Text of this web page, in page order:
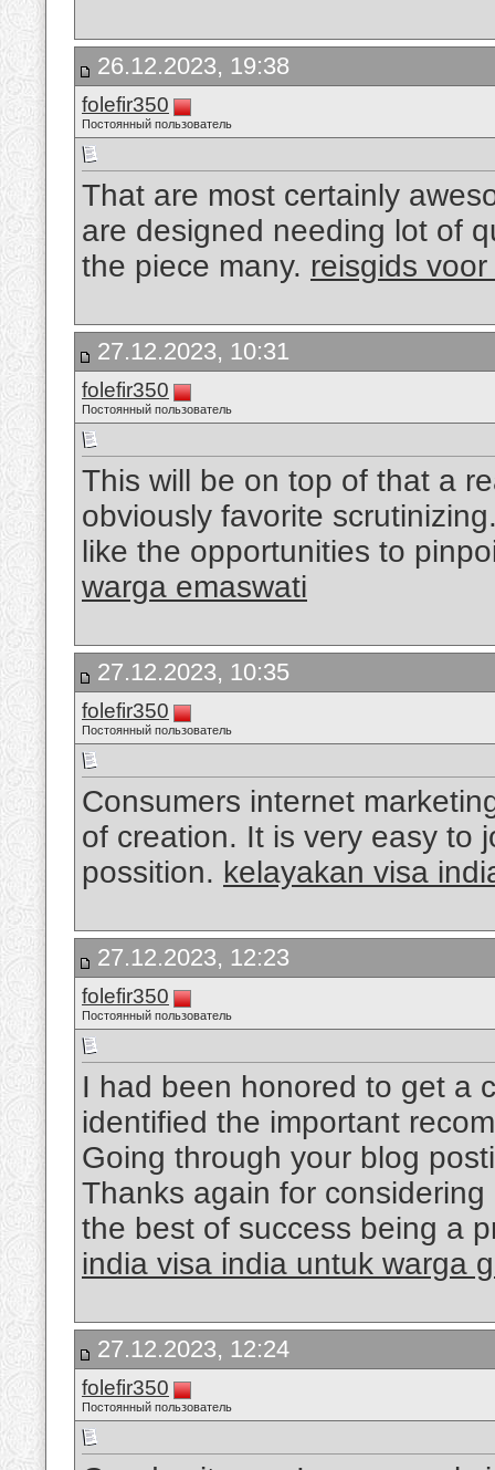
26.12.2023, 19:38
folefir350
Постоянный пользователь
That are most certainly
are designed needing lot of
the piece many. reisgids
27.12.2023, 10:31
folefir350
Постоянный пользователь
This will be on top of that a
obviously favorite
like the opportunities to
warga emaswati
27.12.2023, 10:35
folefir350
Постоянный пользователь
Consumers internet
of creation. It is very easy to
possition. kelayakan visa
27.12.2023, 12:23
folefir350
Постоянный пользователь
I had been honored to get a
identified the important
Going through your blog
Thanks again for
the best of success being a
india visa india untuk warga
27.12.2023, 12:24
folefir350
Постоянный пользователь